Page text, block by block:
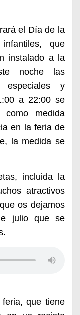
el Día de la
que
instalado a la
noche las
especiales y
a 22:00 se
medida
en la feria de
la medida se
incluida la
atractivos
os dejamos
julio que se
que tiene